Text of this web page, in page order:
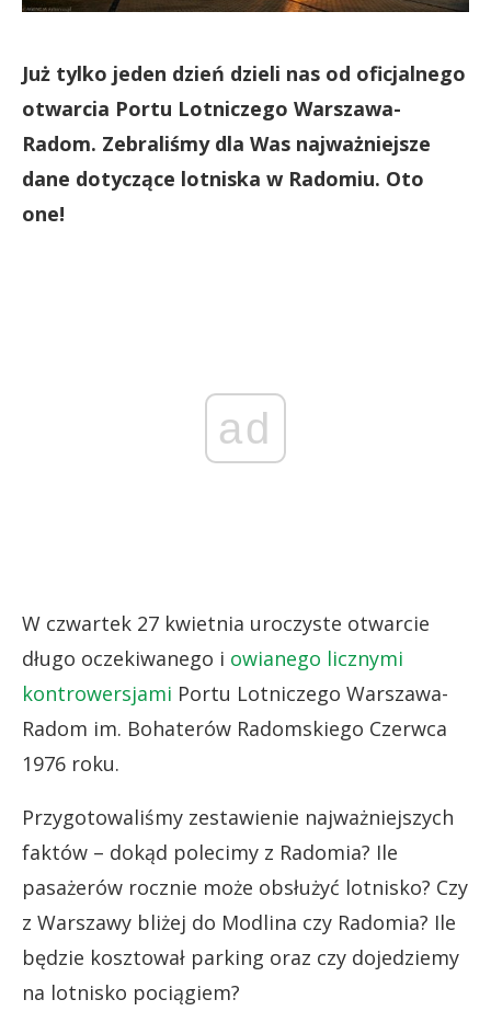
Już tylko jeden dzień dzieli nas od oficjalnego
otwarcia Portu Lotniczego Warszawa-
Radom. Zebraliśmy dla Was najważniejsze
dane dotyczące lotniska w Radomiu. Oto
one!
ad
W czwartek 27 kwietnia uroczyste otwarcie
długo oczekiwanego i owianego licznymi
kontrowersjami Portu Lotniczego Warszawa-
Radom im. Bohaterów Radomskiego Czerwca
1976 roku.
Przygotowaliśmy zestawienie najważniejszych
faktów – dokąd polecimy z Radomia? Ile
pasażerów rocznie może obsłużyć lotnisko? Czy
z Warszawy bliżej do Modlina czy Radomia? Ile
będzie kosztował parking oraz czy dojedziemy
na lotnisko pociągiem?